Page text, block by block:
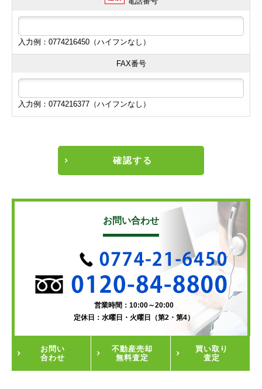
入力例：0774216450（ハイフンなし）
FAX番号
入力例：0774216377（ハイフンなし）
確認する
お問い合わせ
営業時間：10:00～20:00
定休日：水曜日・火曜日（第2・第4）
お問い
合わせ
不動産売却
無料査定
買い取り
査定